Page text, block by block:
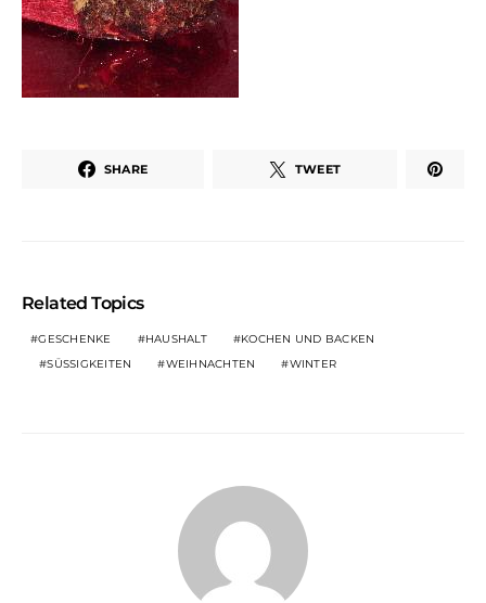
SHARE TWEET
Related Topics
GESCHENKE HAUSHALT
KOCHEN UND BACKEN
SÜSSIGKEITEN
WEIHNACHTEN WINTER